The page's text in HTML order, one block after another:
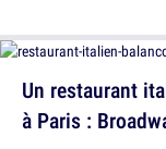
Un restaurant
à Paris :